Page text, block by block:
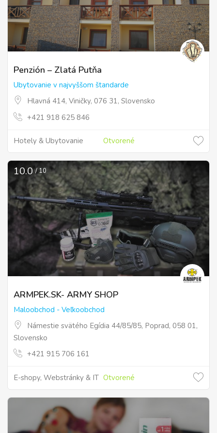
Penzión – Zlatá Putňa
Ubytovanie v najvyššom štandarde
Hlavná 414, Viničky, 076 31, Slovensko
+421 918 625 846
Hotely & Ubytovanie Otvorené
10.0/ 10
ARMPEK.SK- ARMY SHOP
Maloobchod - Veľkoobchod
Námestie svätého Egídia 44/85/85, Poprad, 058 01,
Slovensko
+421 915 706 161
E-shopy, Webstránky & IT Otvorené